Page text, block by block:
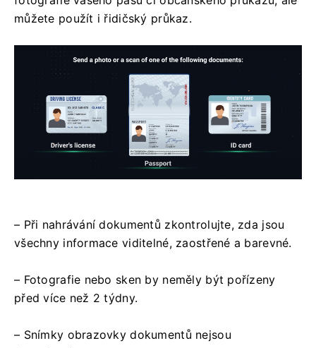
můžete použít i řidičský průkaz.
– Při nahrávání dokumentů zkontrolujte, zda jsou
všechny informace viditelné, zaostřené a barevné.
– Fotografie nebo sken by neměly být pořízeny
před více než 2 týdny.
– Snímky obrazovky dokumentů nejsou